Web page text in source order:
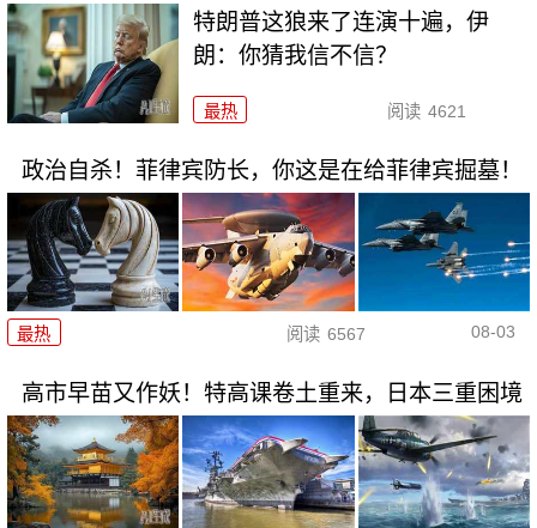
特朗普这狼来了连演十遍，伊
朗：你猜我信不信？
最热 阅读 4621
政治自杀！菲律宾防长，你这是在给菲律宾掘墓！
最热 阅读 6567 08-03
高市早苗又作妖！特高课卷土重来，日本三重困境